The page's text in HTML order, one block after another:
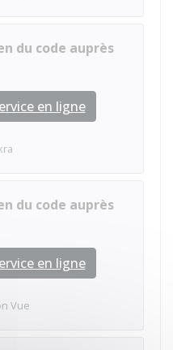
du code auprès
en ligne
du code auprès
en ligne
Vue